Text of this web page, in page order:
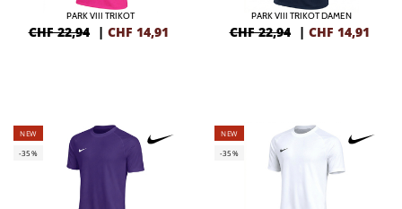
PARK VIII TRIKOT
CHF 22,94 | CHF 14,91
PARK VIII TRIKOT DAMEN
CHF 22,94 | CHF 14,91
NEW
-35%
NEW
-35%